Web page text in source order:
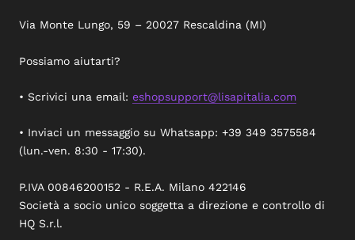
Via Monte Lungo, 59 – 20027 Rescaldina (MI)
Possiamo aiutarti?
• Scrivici una email: eshopsupport@lisapitalia.com
• Inviaci un messaggio su Whatsapp: +39 349 3575584
(lun.-ven. 8:30 - 17:30).
P.IVA 00846200152 - R.E.A. Milano 422146
Società a socio unico soggetta a direzione e controllo di
HQ S.r.l.